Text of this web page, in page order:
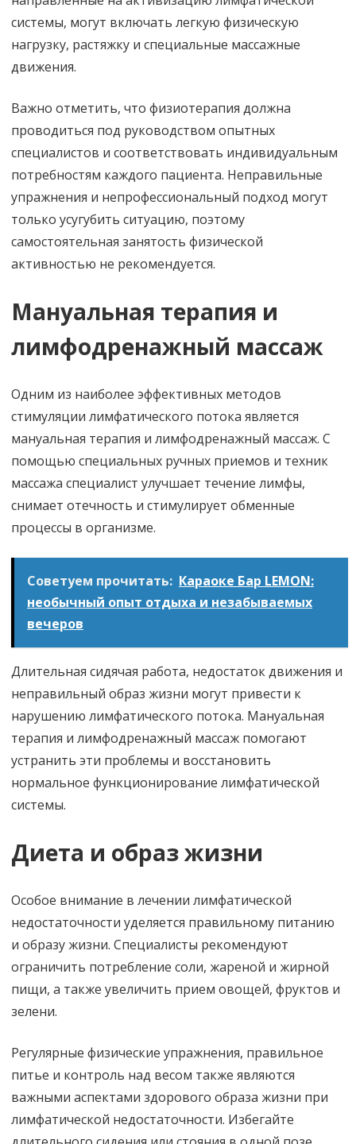
системы, могут включать легкую физическую
нагрузку, растяжку и специальные массажные
движения.
Важно отметить, что физиотерапия должна
проводиться под руководством опытных
специалистов и соответствовать индивидуальным
потребностям каждого пациента. Неправильные
упражнения и непрофессиональный подход могут
только усугубить ситуацию, поэтому
самостоятельная занятость физической
активностью не рекомендуется.
Мануальная терапия и
лимфодренажный массаж
Одним из наиболее эффективных методов
стимуляции лимфатического потока является
мануальная терапия и лимфодренажный массаж. С
помощью специальных ручных приемов и техник
массажа специалист улучшает течение лимфы,
снимает отечность и стимулирует обменные
процессы в организме.
Советуем прочитать: Караоке Бар LEMON:
необычный опыт отдыха и незабываемых
вечеров
Длительная сидячая работа, недостаток движения и
неправильный образ жизни могут привести к
нарушению лимфатического потока. Мануальная
терапия и лимфодренажный массаж помогают
устранить эти проблемы и восстановить
нормальное функционирование лимфатической
системы.
Диета и образ жизни
Особое внимание в лечении лимфатической
недостаточности уделяется правильному питанию
и образу жизни. Специалисты рекомендуют
ограничить потребление соли, жареной и жирной
пищи, а также увеличить прием овощей, фруктов и
зелени.
Регулярные физические упражнения, правильное
питье и контроль над весом также являются
важными аспектами здорового образа жизни при
лимфатической недостаточности. Избегайте